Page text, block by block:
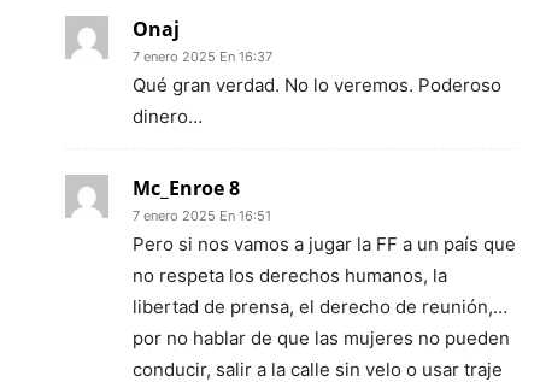
Onaj
7 enero 2025 En 16:37
Qué gran verdad. No lo veremos. Poderoso
dinero…
Mc_Enroe 8
7 enero 2025 En 16:51
Pero si nos vamos a jugar la FF a un país que
no respeta los derechos humanos, la
libertad de prensa, el derecho de reunión,…
por no hablar de que las mujeres no pueden
conducir, salir a la calle sin velo o usar traje